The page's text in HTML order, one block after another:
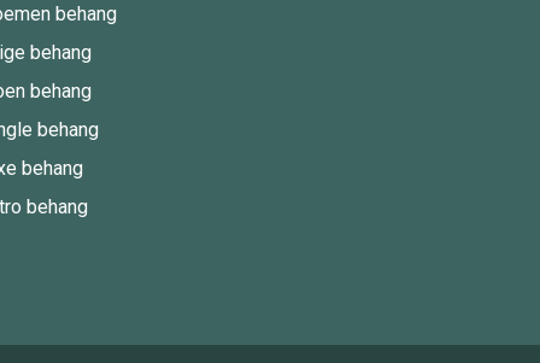
behang
behang
behang
behang
behang
behang